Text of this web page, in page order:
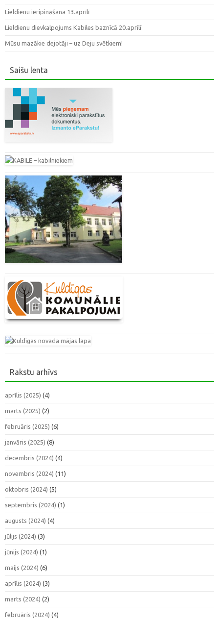
Lieldienu ieripināšana 13.aprīlī
Lieldienu dievkalpojums Kabiles baznīcā 20.aprīlī
Mūsu mazākie dejotāji – uz Deju svētkiem!
Saišu lenta
Rakstu arhīvs
aprīlis (2025) (4)
marts (2025) (2)
februāris (2025) (6)
janvāris (2025) (8)
decembris (2024) (4)
novembris (2024) (11)
oktobris (2024) (5)
septembris (2024) (1)
augusts (2024) (4)
jūlijs (2024) (3)
jūnijs (2024) (1)
maijs (2024) (6)
aprīlis (2024) (3)
marts (2024) (2)
februāris (2024) (4)